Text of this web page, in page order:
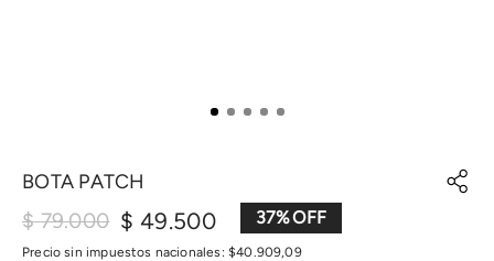
BOTA PATCH
$ 49.500
$ 79.000 37%
Precio sin impuestos nacionales: $40.909,09